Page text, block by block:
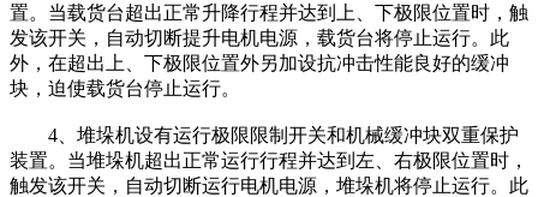
置。当载货台超出正常升降行程并达到上、下极限位置时，触
发该开关，自动切断提升电机电源，载货台将停止运行。此
外，在超出上、下极限位置外另加设抗冲击性能良好的缓冲
块，迫使载货台停止运行。
4、堆垛机设有运行极限限制开关和机械缓冲块双重保护
装置。当堆垛机超出正常运行行程并达到左、右极限位置时，
触发该开关，自动切断运行电机电源，堆垛机将停止运行。此